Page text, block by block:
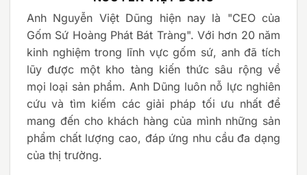
Anh Nguyễn Việt Dũng hiện nay là "CEO của
Gốm Sứ Hoàng Phát Bát Tràng". Với hơn 20 năm
kinh nghiệm trong lĩnh vực gốm sứ, anh đã tích
lũy được một kho tàng kiến thức sâu rộng về
mọi loại sản phẩm. Anh Dũng luôn nỗ lực nghiên
cứu và tìm kiếm các giải pháp tối ưu nhất để
mang đến cho khách hàng của mình những sản
phẩm chất lượng cao, đáp ứng nhu cầu đa dạng
của thị trường.